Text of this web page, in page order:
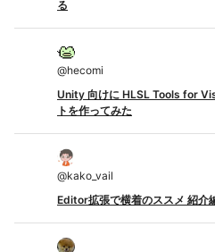
る
@hecomi
Unity 向けに HLSL Tools for
トを作ってみた
@kako_vail
Editor拡張で横着のススメ 紹介